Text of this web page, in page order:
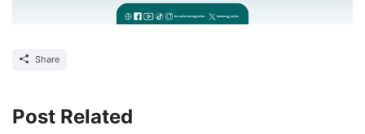
Share
Post Related